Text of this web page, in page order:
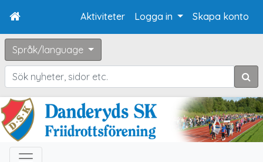
Aktiviteter Logga in Skapa konto
Språk/language
Sök